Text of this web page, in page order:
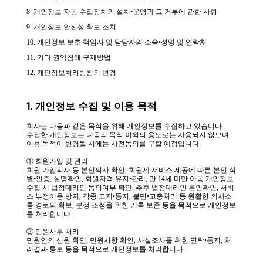
8. 개인정보 자동 수집장치의 설치•운영과 그 거부에 관한 사항
9. 개인정보 안전성 확보 조치
10. 개인정보 보호 책임자 및 담당자의 소속•성명 및 연락처
11. 기타 권익침해 구제방법
12. 개인정보처리방침의 변경
1. 개인정보 수집 및 이용 목적
회사는 다음과 같은 목적을 위해 개인정보를 수집하고 있습니다.
수집한 개인정보는 다음의 목적 이외의 용도로는 사용되지 않으며
이용 목적이 변경될 시에는 사전동의를 구할 예정입니다.
① 회원가입 및 관리
회원 가입의사 등 본인의사 확인, 회원제 서비스 제공에 따른 본인 식
별•인증, 실명확인, 회원자격 유지•관리, 만 14세 미만 아동 개인정보
수집 시 법정대리인 동의여부 확인, 추후 법정대리인 본인확인, 서비
스 부정이용 방지, 각종 고지•통지, 불만•고충처리 등 원활한 의사소
통 경로의 확보, 분쟁 조정을 위한 기록 보존 등을 목적으로 개인정보
를 처리합니다.
② 민원사무 처리
민원인의 신원 확인, 민원사항 확인, 사실조사를 위한 연락•통지, 처
리결과 통보 등을 목적으로 개인정보를 처리합니다.